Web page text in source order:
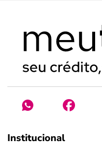
Institucional